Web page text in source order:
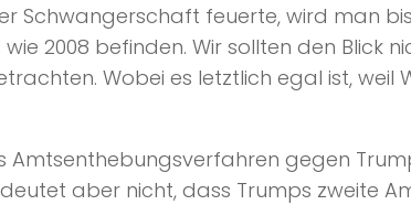
Schwangerschaft feuerte, wird man
2008 befinden. Wir sollten den
Wobei es letztlich egal ist,
Amtsenthebungsverfahren gegen
aber nicht, dass Trumps zweite